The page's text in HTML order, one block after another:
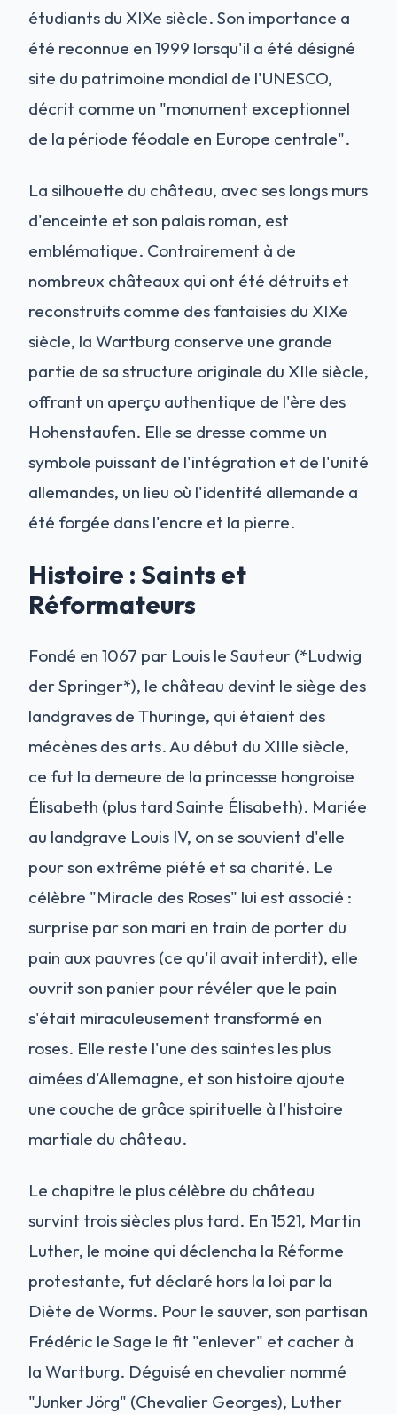
étudiants du XIXe siècle. Son importance a
été reconnue en 1999 lorsqu'il a été désigné
site du patrimoine mondial de l'UNESCO,
décrit comme un "monument exceptionnel
de la période féodale en Europe centrale".
La silhouette du château, avec ses longs murs
d'enceinte et son palais roman, est
emblématique. Contrairement à de
nombreux châteaux qui ont été détruits et
reconstruits comme des fantaisies du XIXe
siècle, la Wartburg conserve une grande
partie de sa structure originale du XIIe siècle,
offrant un aperçu authentique de l'ère des
Hohenstaufen. Elle se dresse comme un
symbole puissant de l'intégration et de l'unité
allemandes, un lieu où l'identité allemande a
été forgée dans l'encre et la pierre.
Histoire : Saints et
Réformateurs
Fondé en 1067 par Louis le Sauteur (*Ludwig
der Springer*), le château devint le siège des
landgraves de Thuringe, qui étaient des
mécènes des arts. Au début du XIIIe siècle,
ce fut la demeure de la princesse hongroise
Élisabeth (plus tard Sainte Élisabeth). Mariée
au landgrave Louis IV, on se souvient d'elle
pour son extrême piété et sa charité. Le
célèbre "Miracle des Roses" lui est associé :
surprise par son mari en train de porter du
pain aux pauvres (ce qu'il avait interdit), elle
ouvrit son panier pour révéler que le pain
s'était miraculeusement transformé en
roses. Elle reste l'une des saintes les plus
aimées d'Allemagne, et son histoire ajoute
une couche de grâce spirituelle à l'histoire
martiale du château.
Le chapitre le plus célèbre du château
survint trois siècles plus tard. En 1521, Martin
Luther, le moine qui déclencha la Réforme
protestante, fut déclaré hors la loi par la
Diète de Worms. Pour le sauver, son partisan
Frédéric le Sage le fit "enlever" et cacher à
la Wartburg. Déguisé en chevalier nommé
"Junker Jörg" (Chevalier Georges), Luther